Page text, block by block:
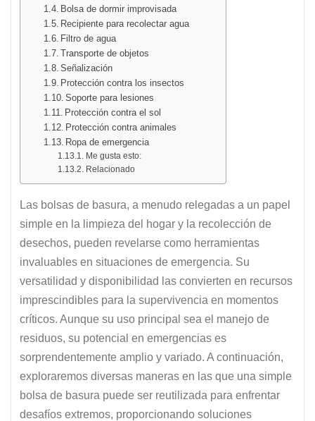
Bolsa de dormir improvisada
Recipiente para recolectar agua
Filtro de agua
Transporte de objetos
Señalización
Protección contra los insectos
Soporte para lesiones
Protección contra el sol
Protección contra animales
Ropa de emergencia
Me gusta esto:
Relacionado
Las bolsas de basura, a menudo relegadas a un papel
simple en la limpieza del hogar y la recolección de
desechos, pueden revelarse como herramientas
invaluables en situaciones de emergencia. Su
versatilidad y disponibilidad las convierten en recursos
imprescindibles para la supervivencia en momentos
críticos. Aunque su uso principal sea el manejo de
residuos, su potencial en emergencias es
sorprendentemente amplio y variado. A continuación,
exploraremos diversas maneras en las que una simple
bolsa de basura puede ser reutilizada para enfrentar
desafíos extremos, proporcionando soluciones